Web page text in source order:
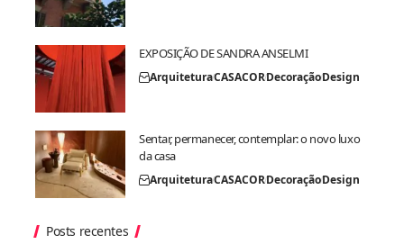
EXPOSIÇÃO DE SANDRA ANSELMI
ArquiteturaCASACORDecoraçãoDesign
Sentar, permanecer, contemplar: o novo luxo
da casa
ArquiteturaCASACORDecoraçãoDesign
Posts recentes